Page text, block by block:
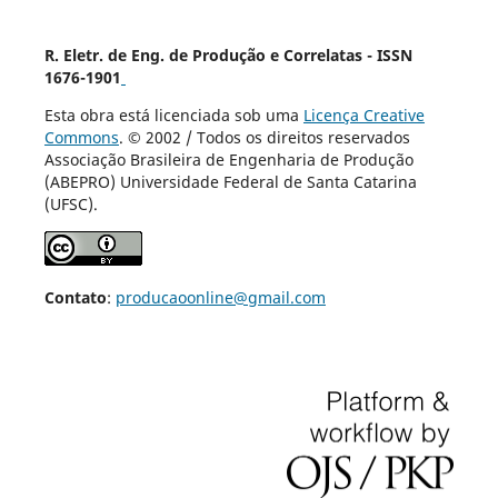
R. Eletr. de Eng. de Produção e Correlatas - ISSN
1676-1901
Esta obra está licenciada sob uma Licença Creative
Commons. © 2002 / Todos os direitos reservados
Associação Brasileira de Engenharia de Produção
(ABEPRO) Universidade Federal de Santa Catarina
(UFSC).
Contato: producaoonline@gmail.com